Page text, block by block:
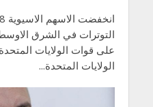
التوترات في الشرق
على قوات الولايات
الولايات المتحدة...